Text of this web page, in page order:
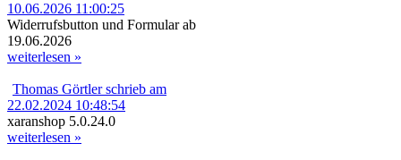
10.06.2026 11:00:25
Widerrufsbutton und Formular ab
19.06.2026
weiterlesen »
Thomas Görtler schrieb am
22.02.2024 10:48:54
xaranshop 5.0.24.0
weiterlesen »